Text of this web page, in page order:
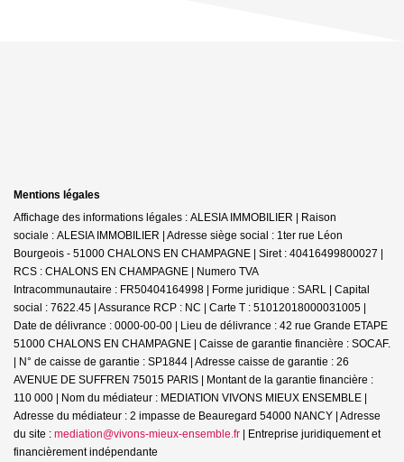
Mentions légales
Affichage des informations légales : ALESIA IMMOBILIER | Raison
sociale : ALESIA IMMOBILIER | Adresse siège social : 1ter rue Léon
Bourgeois - 51000 CHALONS EN CHAMPAGNE | Siret : 40416499800027 |
RCS : CHALONS EN CHAMPAGNE | Numero TVA
Intracommunautaire : FR50404164998 | Forme juridique : SARL | Capital
social : 7622.45 | Assurance RCP : NC | Carte T : 51012018000031005 |
Date de délivrance : 0000-00-00 | Lieu de délivrance : 42 rue Grande ETAPE
51000 CHALONS EN CHAMPAGNE | Caisse de garantie financière : SOCAF.
| N° de caisse de garantie : SP1844 | Adresse caisse de garantie : 26
AVENUE DE SUFFREN 75015 PARIS | Montant de la garantie financière :
110 000 | Nom du médiateur : MEDIATION VIVONS MIEUX ENSEMBLE |
Adresse du médiateur : 2 impasse de Beauregard 54000 NANCY | Adresse
du site : mediation@vivons-mieux-ensemble.fr | Entreprise juridiquement et
financièrement indépendante